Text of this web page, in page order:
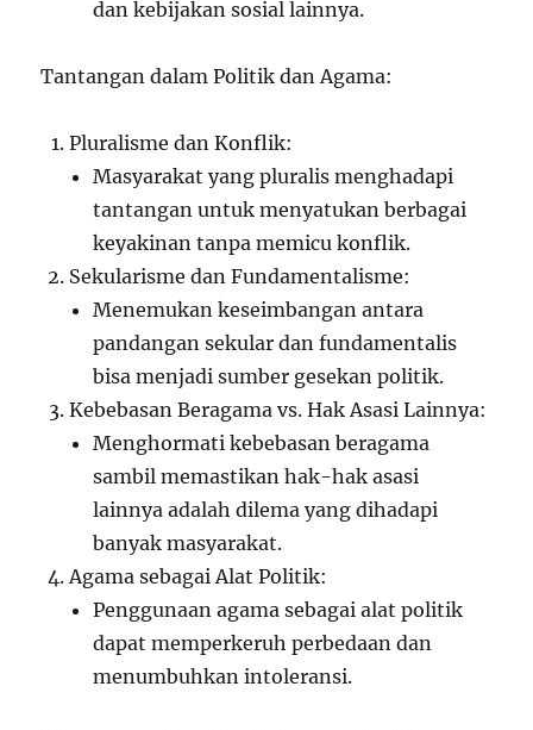
dan kebijakan sosial lainnya.
Tantangan dalam Politik dan Agama:
Pluralisme dan Konflik:
Masyarakat yang pluralis menghadapi
tantangan untuk menyatukan berbagai
keyakinan tanpa memicu konflik.
Sekularisme dan Fundamentalisme:
Menemukan keseimbangan antara
pandangan sekular dan fundamentalis
bisa menjadi sumber gesekan politik.
Kebebasan Beragama vs. Hak Asasi Lainnya:
Menghormati kebebasan beragama
sambil memastikan hak-hak asasi
lainnya adalah dilema yang dihadapi
banyak masyarakat.
Agama sebagai Alat Politik:
Penggunaan agama sebagai alat politik
dapat memperkeruh perbedaan dan
menumbuhkan intoleransi.